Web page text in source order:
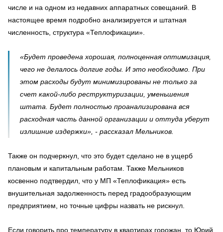
числе и на одном из недавних аппаратных совещаний. В
настоящее время подробно анализируется и штатная
численность, структура «Теплофикации».
«Будет проведена хорошая, полноценная оптимизация,
чего не делалось долгие годы. И это необходимо. При
этом расходы будут минимизированы не только за
счет какой-либо реструктуризации, уменьшения
штата. Будет полностью проанализирована вся
расходная часть данной организации и оттуда уберут
излишние издержки», - рассказал Мельников.
Также он подчеркнул, что это будет сделано не в ущерб
плановым и капитальным работам. Также Мельников
косвенно подтвердил, что у МП «Теплофикация» есть
внушительная задолженность перед градообразующим
предприятием, но точные цифры назвать не рискнул.
Если говорить про температуру в квартирах горожан, то Юрий